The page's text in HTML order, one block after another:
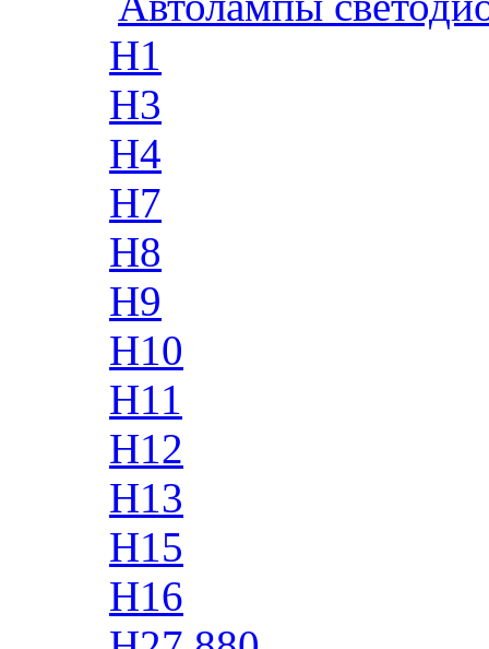
H1
H3
H4
H7
H8
H9
H10
H11
H12
H13
H15
H16